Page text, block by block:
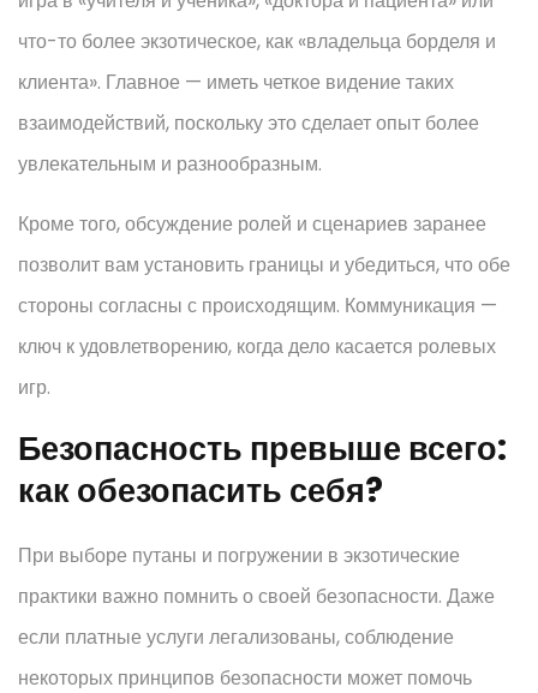
что-то более экзотическое, как «владельца борделя и
клиента». Главное — иметь четкое видение таких
взаимодействий, поскольку это сделает опыт более
увлекательным и разнообразным.
Кроме того, обсуждение ролей и сценариев заранее
позволит вам установить границы и убедиться, что обе
стороны согласны с происходящим. Коммуникация —
ключ к удовлетворению, когда дело касается ролевых
игр.
Безопасность превыше всего:
как обезопасить себя?
При выборе путаны и погружении в экзотические
практики важно помнить о своей безопасности. Даже
если платные услуги легализованы, соблюдение
некоторых принципов безопасности может помочь